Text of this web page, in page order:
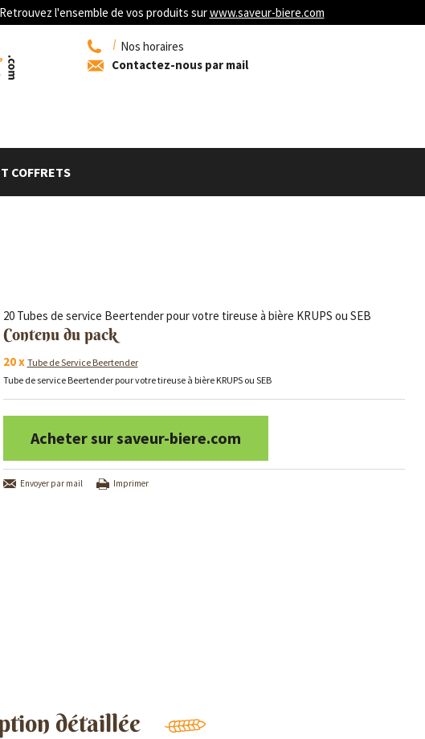
Retrouvez l'ensemble de vos produits surwww.saveur-biere.com
Nos horaires
Contactez-nous par mail
COFFRETS
20 Tubes de service Beertender pour votre tireuse à bière KRUPS ou SEB
Contenu du pack
20 x Tube de Service Beertender
Tube de service Beertender pour votre tireuse à bière KRUPS ou SEB
Acheter sur saveur-biere.com
Envoyer par mail Imprimer
détaillée